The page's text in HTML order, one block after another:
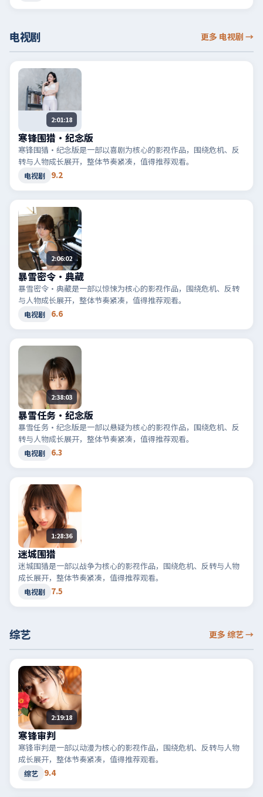
电视剧 更多 电视剧 →
2:01:18
寒锋围猎·纪念版
寒锋围猎·纪念版是一部以喜剧为核心的影视作品，围绕危机、反
转与人物成长展开，整体节奏紧凑，值得推荐观看。
电视剧 9.2
2:06:02
暴雪密令·典藏
暴雪密令·典藏是一部以惊悚为核心的影视作品，围绕危机、反转
与人物成长展开，整体节奏紧凑，值得推荐观看。
电视剧 6.6
2:38:03
暴雪任务·纪念版
暴雪任务·纪念版是一部以悬疑为核心的影视作品，围绕危机、反
转与人物成长展开，整体节奏紧凑，值得推荐观看。
电视剧 6.3
1:28:36
迷城围猎
迷城围猎是一部以战争为核心的影视作品，围绕危机、反转与人物
成长展开，整体节奏紧凑，值得推荐观看。
电视剧 7.5
综艺 更多 综艺→
2:19:18
寒锋审判
寒锋审判是一部以动漫为核心的影视作品，围绕危机、反转与人物
成长展开，整体节奏紧凑，值得推荐观看。
综艺 9.4